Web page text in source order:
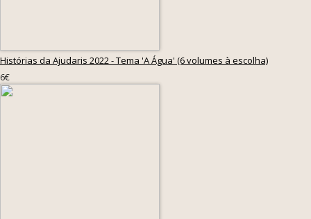
Histórias da Ajudaris 2022 - Tema 'A Água' (6 volumes à escolha)
6€